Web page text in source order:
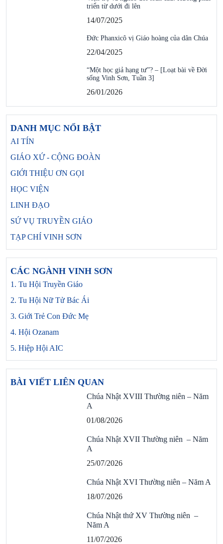
triển từ dưới đi lên
14/07/2025
Đức Phanxicô vị Giáo hoàng của dân Chúa
22/04/2025
“Một học giả hạng tư”? – [Loạt bài về Đời
sống Vinh Sơn, Tuần 3]
26/01/2026
DANH MỤC NỔI BẬT
AI TÍN
GIÁO XỨ - CỘNG ĐOÀN
GIỚI THIỆU ƠN GỌI
HỌC VIỆN
LINH ĐẠO
SỨ VỤ TRUYỀN GIÁO
TẠP CHÍ VINH SƠN
CÁC NGÀNH VINH SƠN
1. Tu Hội Truyền Giáo
2. Tu Hội Nữ Tử Bác Ái
3. Giới Trẻ Con Đức Mẹ
4. Hội Ozanam
5. Hiệp Hội AIC
BÀI VIẾT LIÊN QUAN
Chúa Nhật XVIII Thường niên – Năm
A
01/08/2026
Chúa Nhật XVII Thường niên – Năm
A
25/07/2026
Chúa Nhật XVI Thường niên – Năm A
18/07/2026
Chúa Nhật thứ XV Thường niên –
Năm A
11/07/2026